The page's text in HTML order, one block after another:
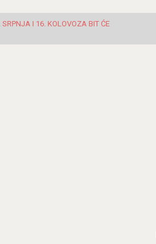
I 16. KOLOVOZA BIT ĆE